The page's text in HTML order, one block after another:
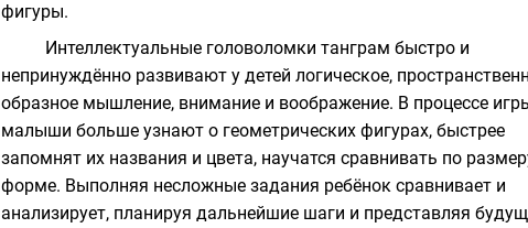
фигуры.
Интеллектуальные головоломки танграм быстро и
непринуждённо развивают у детей логическое,
образное мышление, внимание и воображение. В процессе
малыши больше узнают о геометрических фигурах, быстрее
запомнят их названия и цвета, научатся сравнивать по
форме. Выполняя несложные задания ребёнок сравнивает и
анализирует, планируя дальнейшие шаги и представляя